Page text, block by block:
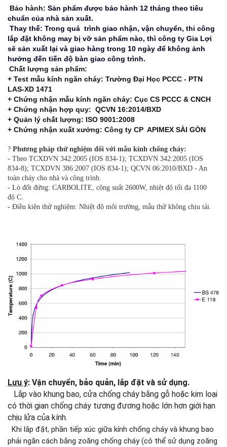
Bảo hành: Sản phẩm được bảo hành 12 tháng theo tiêu
chuẩn của nhà sản xuất.
Thay thế: Trong quá trình giao nhận, vận chuyển, thi công
lắp đặt không may bị vỡ sản phẩm nào, thì công ty Gia Lợi
sẽ sản xuất lại và giao hàng trong 10 ngày để không ảnh
hưởng đến tiến độ bàn giao công trình.
Chất lượng sản phẩm:
+ Test mẫu kính ngăn cháy: Trường Đại Học PCCC - PTN
LAS-XD 1471
+ Chứng nhận mẫu kính ngăn cháy: Cục CS PCCC & CNCH
+ Chứng nhận hợp quy: QCVN 16:2014/BXD
+ Quản lý chất lượng: ISO 9001:2008
+ Chứng nhận xuất xưởng: Công ty CP APIMEX SÀI GÒN
? Phương pháp thử nghiệm đối với mẫu kính chống cháy:
- Theo TCXDVN 342:2005 (IOS 834-1); TCXDVN 342:2005 (IOS
834-8); TCXDVN 386:2007 (IOS 834-1); QCVN 06:2010/BXD - An
toàn cháy cho nhà và công trình.
- Lò đốt đứng: CARBOLITE, công suất 2600W, nhiệt độ tối đa 1100
độ C.
- Điều kiện thử nghiệm: Nhiệt độ môi trường, mẫu thử không chịu tải.
Lưu ý: Vận chuyển, bảo quản, lắp đặt và sử dụng.
Lắp vào khung bao, cửa chống cháy bằng gỗ hoặc kim loại
có thời gian chống cháy tương đương hoặc lớn hơn giới hạn
chịu lửa của kính.
Khi lắp đặt, phần tiếp xúc giữa kính chống cháy và khung bao
phải ngăn cách bằng zoăng chống cháy (có thể sử dụng zoăng